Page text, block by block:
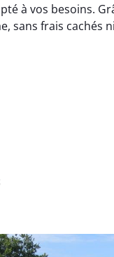
à vos besoins.
sans frais cachés